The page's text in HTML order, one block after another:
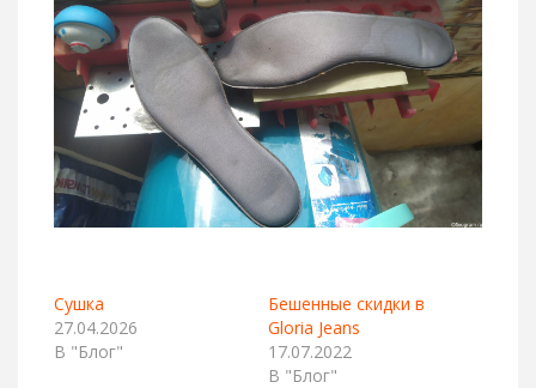
Сушка
27.04.2026
В "Блог"
Бешенные скидки в
Gloria Jeans
17.07.2022
В "Блог"